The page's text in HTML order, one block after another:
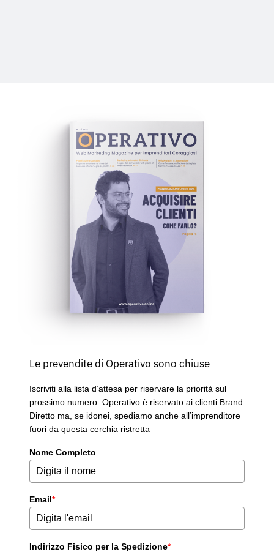
Le prevendite di Operativo sono chiuse
Iscriviti alla lista d’attesa per riservare la priorità sul
prossimo numero. Operativo è riservato ai clienti Brand
Diretto ma, se idonei, spediamo anche all’imprenditore
fuori da questa cerchia ristretta
Nome Completo
Email*
Indirizzo Fisico per la Spedizione*